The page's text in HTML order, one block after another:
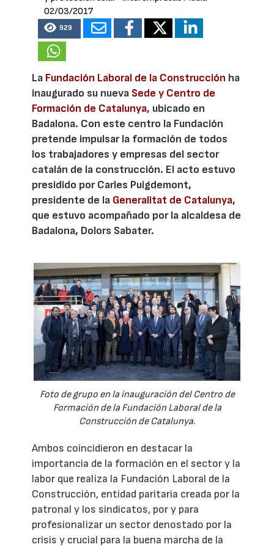
02/03/2017
929
La Fundación Laboral de la Construcción ha
inaugurado su nueva Sede y Centro de
Formación de Catalunya, ubicado en
Badalona. Con este centro la Fundación
pretende impulsar la formación de todos
los trabajadores y empresas del sector
catalán de la construcción. El acto estuvo
presidido por Carles Puigdemont,
presidente de la Generalitat de Catalunya,
que estuvo acompañado por la alcaldesa de
Badalona, Dolors Sabater.
Foto de grupo en la inauguración del Centro de
Formación de la Fundación Laboral de la
Construcción de Catalunya.
Ambos coincidieron en destacar la
importancia de la formación en el sector y la
labor que realiza la Fundación Laboral de la
Construcción, entidad paritaria creada por la
patronal y los sindicatos, por y para
profesionalizar un sector denostado por la
crisis y crucial para la buena marcha de la